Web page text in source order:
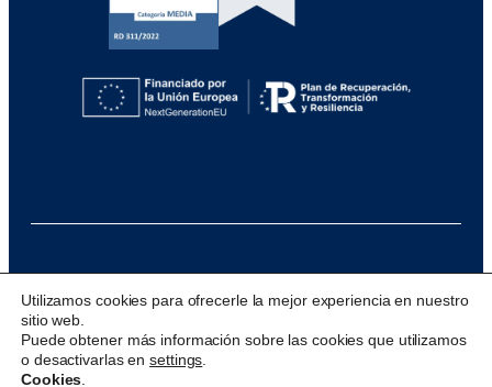
@ 2026 Visualfy
Design & development: acceseo
Utilizamos cookies para ofrecerle la mejor experiencia en nuestro
sitio web.
Puede obtener más información sobre las cookies que utilizamos
o desactivarlas ensettings
Cookies